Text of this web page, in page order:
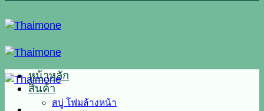
หน้าหลัก
สินค้า
สบู่ โฟมล้างหน้า